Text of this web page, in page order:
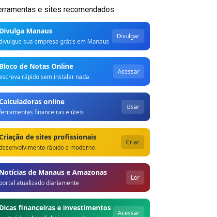
e sites recomendados
Manaus
sua empresa grátis em Manaus
Divulgar
de Notas Online
rápido sem instalar nada
Acessar
online
financeiras e úteis
Usar
de sites profissionais
rápido e moderno
Criar
de Manaus e Amazonas
atualizado diariamente
Ler
financeiras e investimentos
Acessar